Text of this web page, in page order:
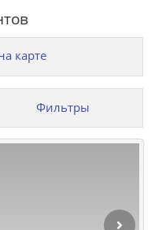
карте
Фильтры